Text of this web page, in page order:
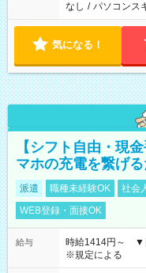
なし / パソコンス
気になる！
【シフト自由・現
マホの充電を繋げる
派遣 職種未経験OK 社会
WEB登録・面接OK
給与
時給1414円～ ▼
※規定による